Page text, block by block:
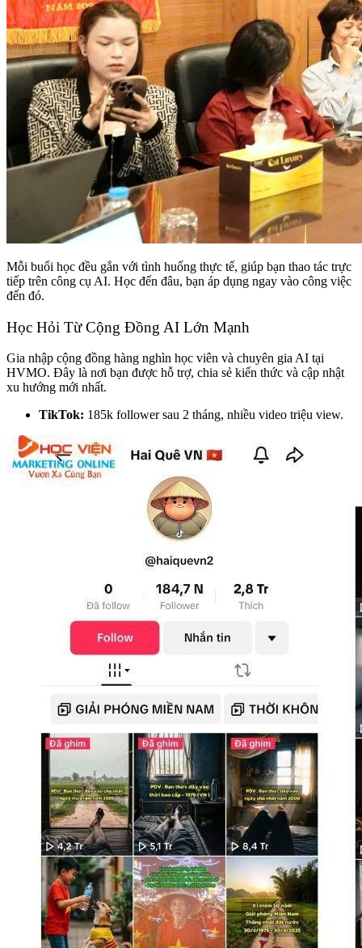
Mỗi buổi học đều gắn với tình huống thực tế, giúp bạn thao tác trực
tiếp trên công cụ AI. Học đến đâu, bạn áp dụng ngay vào công việc
đến đó.
Học Hỏi Từ Cộng Đồng AI Lớn Mạnh
Gia nhập cộng đồng hàng nghìn học viên và chuyên gia AI tại
HVMO. Đây là nơi bạn được hỗ trợ, chia sẻ kiến thức và cập nhật
xu hướng mới nhất.
TikTok: 185k follower sau 2 tháng, nhiều video triệu view.